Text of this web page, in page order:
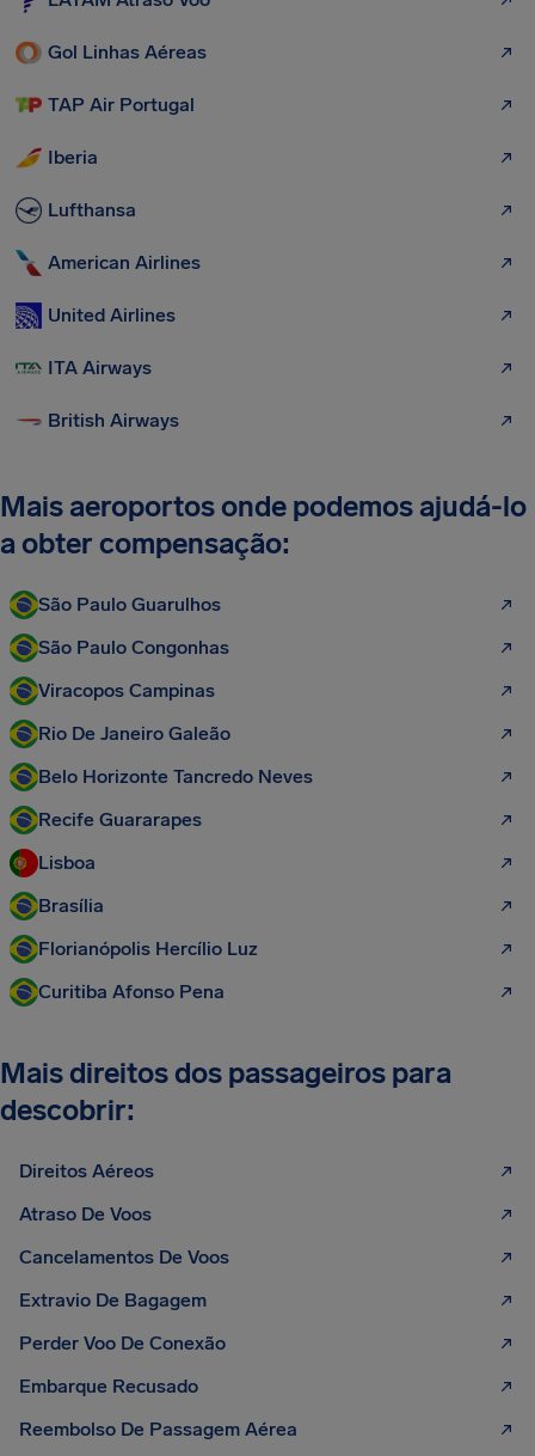
Gol Linhas Aéreas
TAP Air Portugal
Iberia
Lufthansa
American Airlines
United Airlines
ITA Airways
British Airways
Mais aeroportos onde podemos ajudá-lo
a obter compensação:
São Paulo Guarulhos
São Paulo Congonhas
Viracopos Campinas
Rio De Janeiro Galeão
Belo Horizonte Tancredo Neves
Recife Guararapes
Lisboa
Brasília
Florianópolis Hercílio Luz
Curitiba Afonso Pena
Mais direitos dos passageiros para
descobrir:
Direitos Aéreos
Atraso De Voos
Cancelamentos De Voos
Extravio De Bagagem
Perder Voo De Conexão
Embarque Recusado
Reembolso De Passagem Aérea